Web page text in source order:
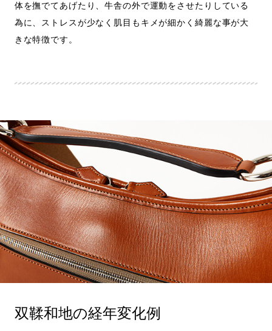
体を撫でてあげたり、牛舎の外で運動をさせたりしている
為に、ストレスが少なく肌目もキメが細かく綺麗な事が大
きな特徴です。
双鞣和地の経年変化例